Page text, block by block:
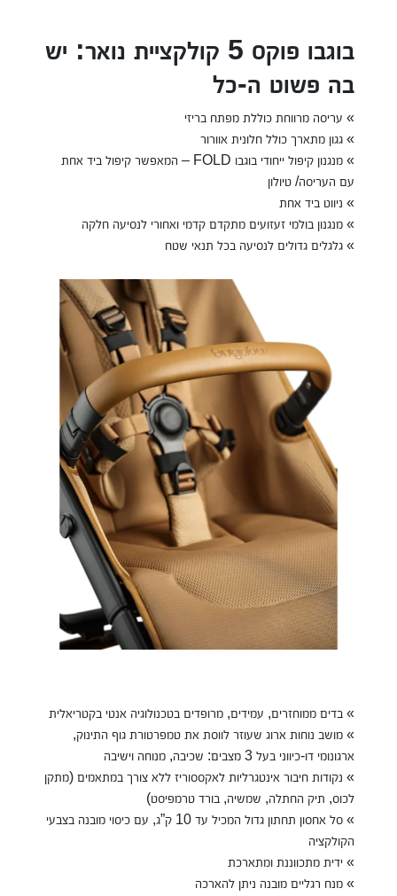
בוגבו פוקס 5 קולקציית נואר: יש
בה פשוט ה-כל
» עריסה מרווחת כוללת מפתח בריזי
» גגון מתארך כולל חלונית אוורור
» מנגנון קיפול ייחודי בוגבו FOLD – המאפשר קיפול ביד אחת
עם העריסה/ טיולון
» ניווט ביד אחת
» מנגנון בולמי זעזועים מתקדם קדמי ואחורי לנסיעה חלקה
» גלגלים גדולים לנסיעה בכל תנאי שטח
» בדים ממוחזרים, עמידים, מרופדים בטכנולוגיה אנטי בקטריאלית
» מושב נוחות ארוג שעוזר לווסת את טמפרטורת גוף התינוק,
ארגונומי דו-כיווני בעל 3 מצבים: שכיבה, מנוחה וישיבה
» נקודות חיבור אינטגרליות לאקססוריז ללא צורך במתאמים (מתקן
לכוס, תיק החתלה, שמשיה, בורד טרמפיסט)
» סל אחסון תחתון גדול המכיל עד 10 ק”ג, עם כיסוי מובנה בצבעי
הקולקציה
» ידית מתכווננת ומתארכת
» מנח רגליים מובנה ניתן להארכה